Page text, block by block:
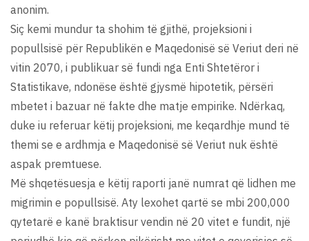
anonim.
Siç kemi mundur ta shohim të gjithë, projeksioni i
popullsisë për Republikën e Maqedonisë së Veriut deri në
vitin 2070, i publikuar së fundi nga Enti Shtetëror i
Statistikave, ndonëse është gjysmë hipotetik, përsëri
mbetet i bazuar në fakte dhe matje empirike. Ndërkaq,
duke iu referuar këtij projeksioni, me keqardhje mund të
themi se e ardhmja e Maqedonisë së Veriut nuk është
aspak premtuese.
Më shqetësuesja e këtij raporti janë numrat që lidhen me
migrimin e popullsisë. Aty lexohet qartë se mbi 200,000
qytetarë e kanë braktisur vendin në 20 vitet e fundit, një